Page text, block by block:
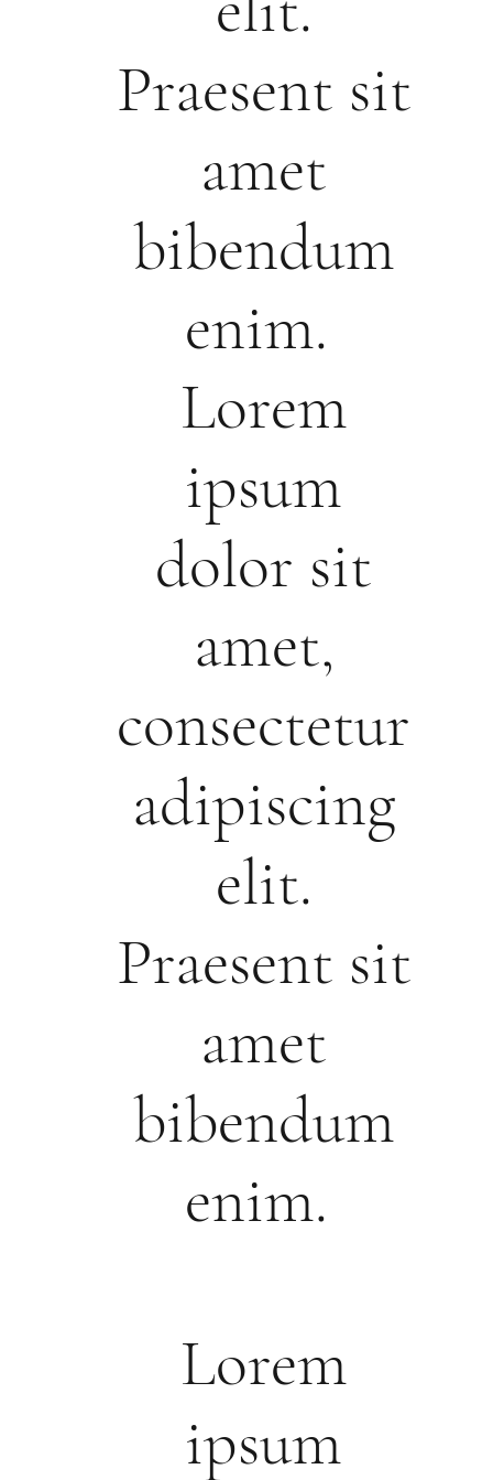
Praesent sit
amet
bibendum
enim.
Lorem
ipsum
dolor sit
amet,
consectetur
adipiscing
elit.
Praesent sit
amet
bibendum
enim.
Lorem
ipsum